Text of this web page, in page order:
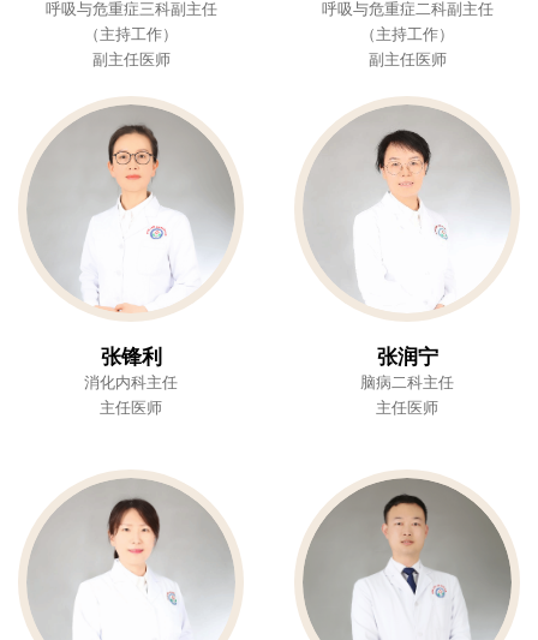
呼吸与危重症三科副主任
（主持工作）
副主任医师
呼吸与危重症二科副主任
（主持工作）
副主任医师
张锋利
消化内科主任
主任医师
张润宁
脑病二科主任
主任医师